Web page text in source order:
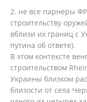
не все парнеры
строительству
вблизи их границ с
путина об ответе).
В этом контексте
строительством
Украины близком
близости от села